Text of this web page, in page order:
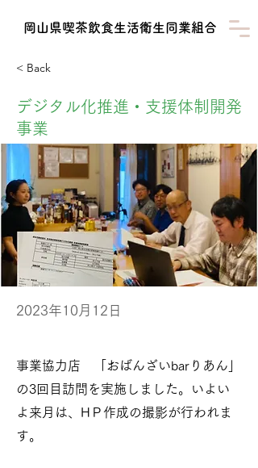
​岡山県喫茶飲食生活衛生同業組合
< Back
デジタル化推進・支援体制開発
事業
2023年10月12日
事業協力店 「おばんざいbarりあん」
の3回目訪問を実施しました。いよい
よ来月は、HＰ作成の撮影が行われま
す。